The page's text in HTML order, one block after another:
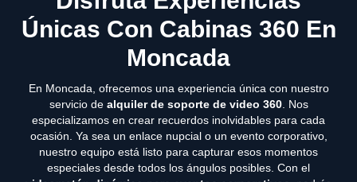
Únicas Con Cabinas 360 En
Moncada
En Moncada, ofrecemos una experiencia única con nuestro
servicio de alquiler de soporte de video 360. Nos
especializamos en crear recuerdos inolvidables para cada
ocasión. Ya sea un enlace nupcial o un evento corporativo,
nuestro equipo está listo para capturar esos momentos
especiales desde todos los ángulos posibles. Con el